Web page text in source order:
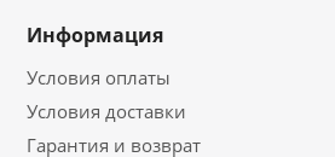
Информация
Условия оплаты
Условия доставки
Гарантия и возврат